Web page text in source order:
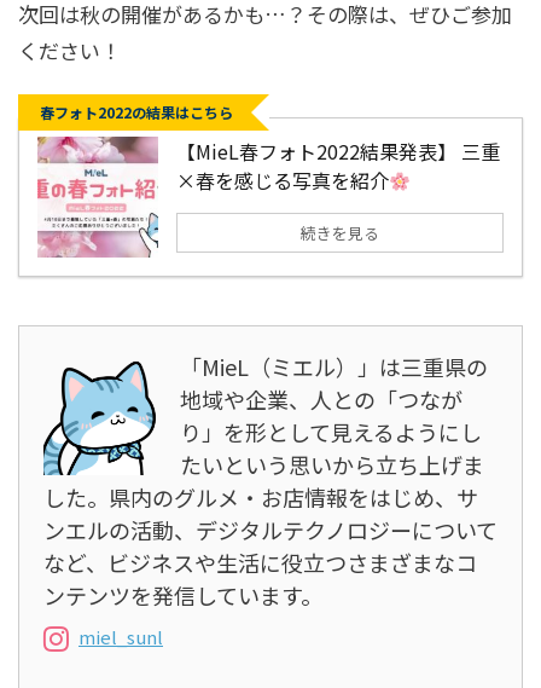
次回は秋の開催があるかも…？その際は、ぜひご参加
ください！
春フォト2022の結果はこちら
【MieL春フォト2022結果発表】 三重
×春を感じる写真を紹介
続きを見る
「MieL（ミエル）」は三重県の
地域や企業、人との「つなが
り」を形として見えるようにし
たいという思いから立ち上げま
した。県内のグルメ・お店情報をはじめ、サ
ンエルの活動、デジタルテクノロジーについて
など、ビジネスや生活に役立つさまざまなコ
ンテンツを発信しています。
miel_sunl